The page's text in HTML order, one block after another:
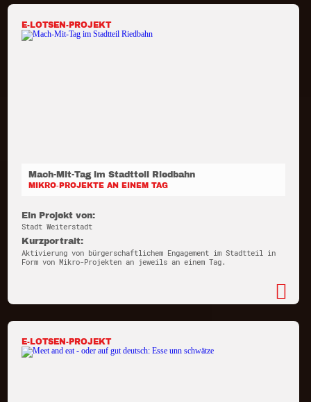
E-LOTSEN-PROJEKT
Mach-Mit-Tag im Stadtteil Riedbahn
MIKRO-PROJEKTE AN EINEM TAG
Ein Projekt von:
Stadt Weiterstadt
Kurzportrait:
Aktivierung von bürgerschaftlichem Engagement im Stadtteil in
Form von Mikro-Projekten an jeweils an einem Tag.
E-LOTSEN-PROJEKT